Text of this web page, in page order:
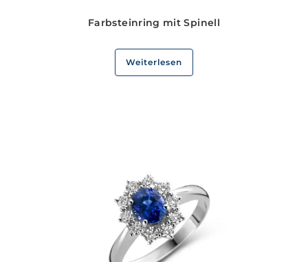
Farbsteinring mit Spinell
Weiterlesen